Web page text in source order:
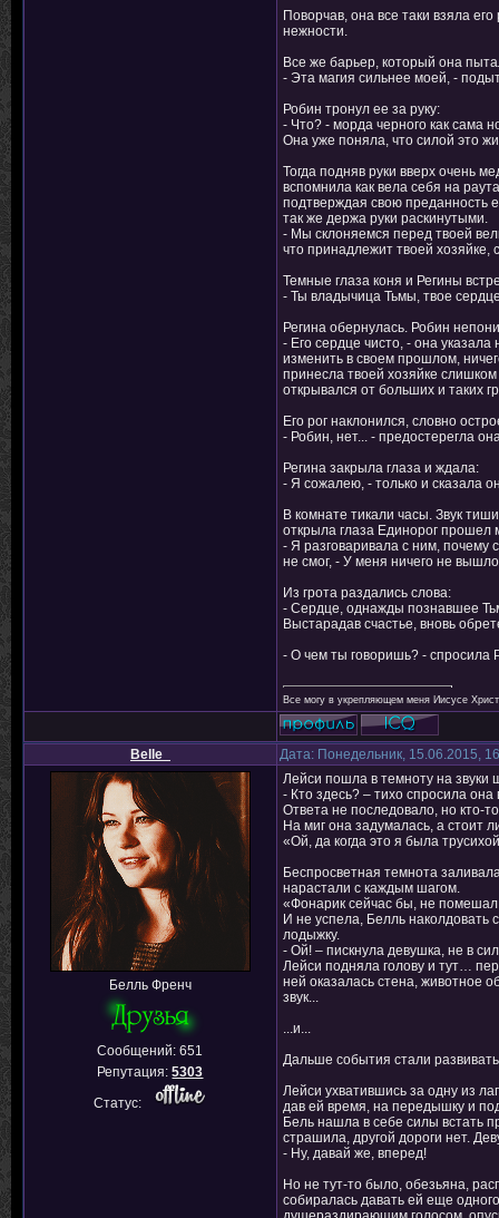
Поворчав, она все таки взяла
нежности.
Все же барьер, который она
- Эта магия сильнее моей, -
Робин тронул ее за руку:
- Что? - морда черного как сама
Она уже поняла, что силой это
Тогда подняв руки вверх очень
вспомнила как вела себя на
подтверждая свою преданность
так же держа руки раскинутыми.
- Мы склоняемся перед твоей
что принадлежит твоей хозяйке,
Темные глаза коня и Регины
- Ты владычица Тьмы, твое
Регина обернулась. Робин
- Его сердце чисто, - она
изменить в своем прошлом,
принесла твоей хозяйке
открывался от больших и таких
Его рог наклонился, словно
- Робин, нет... - предостерегла
Регина закрыла глаза и ждала:
- Я сожалею, - только и сказала
В комнате тикали часы. Звук
открыла глаза Единорог прошел
- Я разговаривала с ним, почему
не смог, - У меня ничего не
Из грота раздались слова:
- Сердце, однажды познавшее
Выстарадав счастье, вновь
- О чем ты говоришь? - спросила
Все могу в укрепляющем меня Иисусе
Belle_ Дата: Понедельник, 15.06.2015,
Белль Френч
Сообщений:651
Репутация:5303
Статус:
Лейси пошла в темноту на
- Кто здесь? – тихо спросила она
Ответа не последовало, но кто-
На миг она задумалась, а стоит
«Ой, да когда это я была
Беспросветная темнота
нарастали с каждым шагом.
«Фонарик сейчас бы, не
И не успела, Белль наколдовать
лодыжку.
- Ой! – пискнула девушка, не в
Лейси подняла голову и тут…
ней оказалась стена, животное
звук...
...и...
Дальше события стали
Лейси ухватившись за одну из
дав ей время, на передышку и
Бель нашла в себе силы встать
страшила, другой дороги нет.
- Ну, давай же, вперед!
Но не тут-то было, обезьяна,
собиралась давать ей еще